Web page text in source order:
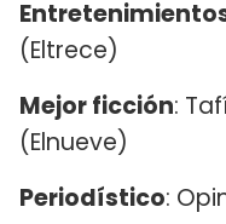
(Eltrece)
Mejor ficción:
(Elnueve)
Periodístico: